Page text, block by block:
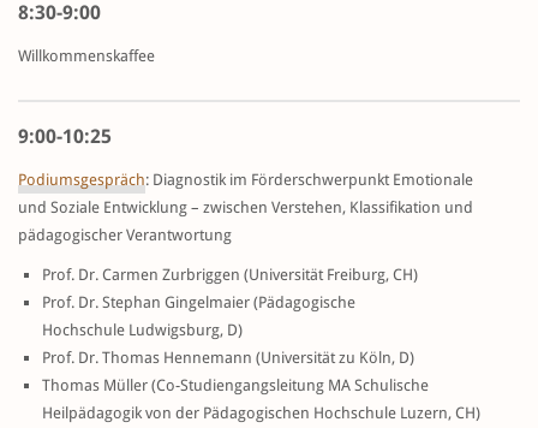
8:30-9:00
Willkommenskaffee
9:00-10:25
Podiumsgespräch: Diagnostik im Förderschwerpunkt Emotionale
und Soziale Entwicklung – zwischen Verstehen, Klassifikation und
pädagogischer Verantwortung
Prof. Dr. Carmen Zurbriggen (Universität Freiburg, CH)
Prof. Dr. Stephan Gingelmaier (Pädagogische
Hochschule Ludwigsburg, D)
Prof. Dr. Thomas Hennemann (Universität zu Köln, D)
Thomas Müller (Co-Studiengangsleitung MA Schulische
Heilpädagogik von der Pädagogischen Hochschule Luzern, CH)